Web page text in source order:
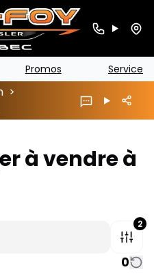
Promos Service
>
à vendre à
2
0